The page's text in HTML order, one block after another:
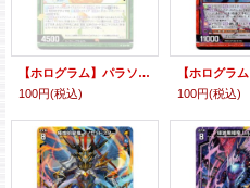
【ホログラム】パラソル・マジカル フレラ
100円(税込)
100円(税込)